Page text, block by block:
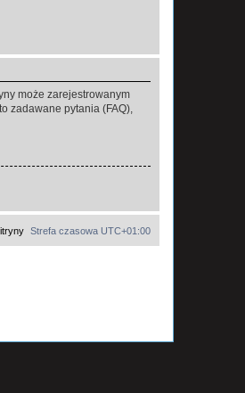
może zarejestrowanym
zadawane pytania (FAQ),
Strefa czasowa UTC+01:00